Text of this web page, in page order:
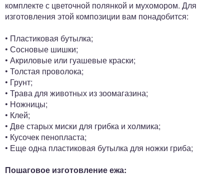
комплекте с цветочной полянкой и мухомором. Для
изготовления этой композиции вам понадобится:
• Пластиковая бутылка;
• Сосновые шишки;
• Акриловые или гуашевые краски;
• Толстая проволока;
• Грунт;
• Трава для животных из зоомагазина;
• Ножницы;
• Клей;
• Две старых миски для грибка и холмика;
• Кусочек пенопласта;
• Еще одна пластиковая бутылка для ножки гриба;
Пошаговое изготовление ежа: